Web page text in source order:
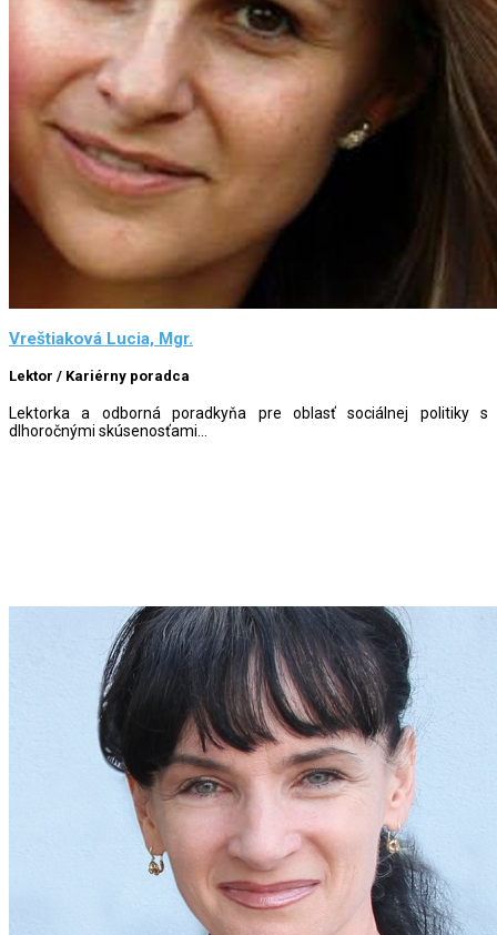
Vreštiaková Lucia, Mgr.
Lektor / Kariérny poradca
Lektorka a odborná poradkyňa pre oblasť sociálnej politiky s
dlhoročnými skúsenosťami...